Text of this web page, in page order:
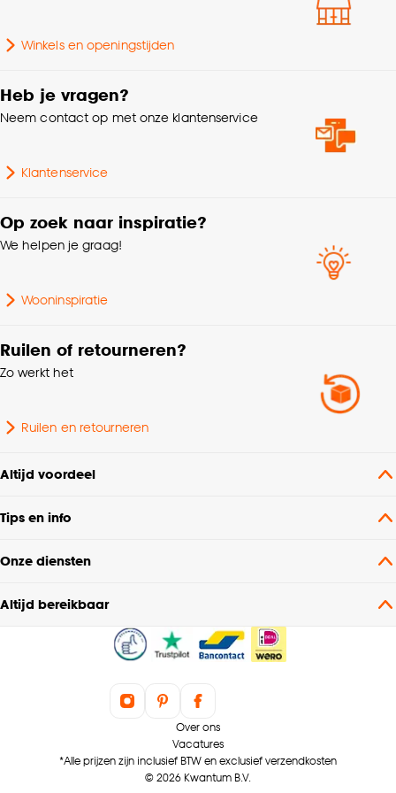
Goed om te weten is dat je deze keuze altijd nog
Winkels en openingstijden
Heb je vragen?
Neem contact op met onze klantenservice
Klantenservice
Op zoek naar inspiratie?
We helpen je graag!
Wooninspiratie
Ruilen of retourneren?
Zo werkt het
Ruilen en retourneren
Altijd voordeel
Tips en info
Onze diensten
Altijd bereikbaar
Over ons
Vacatures
*Alle prijzen zijn inclusief BTW en exclusief verzendkosten
© 2026 Kwantum B.V.